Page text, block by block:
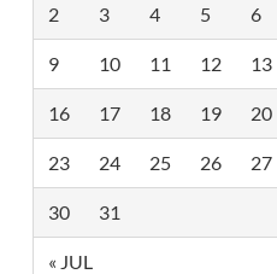
2 3 4 5 6
9 10 11 12 13
16 17 18 19 20
23 24 25 26 27
30 31
« JUL